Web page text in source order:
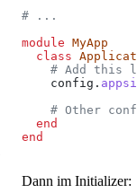
# ...
module MyApp
  class
# Add this
    config.
# Other
  end
end
Dann im Initializer: